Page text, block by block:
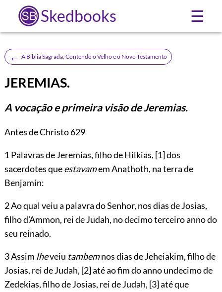
Skedbooks ☰
← A Biblia Sagrada, Contendo o Velho e o Novo Testamento
JEREMIAS.
A vocação e primeira visão de Jeremias.
Antes de Christo 629
1Palavras de Jeremias, filho de Hilkias, [1]dos
sacerdotes queestavamem Anathoth, na terra de
Benjamin:
2 Ao qual veiu a palavra do Senhor, nos dias de Josias,
filho d’Ammon, rei de Judah, no decimo terceiro anno do
seu reinado.
3 Assim lheveiu tambemnos dias de Jeheiakim, filho de
Josias, rei de Judah, [2]até ao fim do anno undecimo de
Zedekias, filho de Josias, rei de Judah, [3]até que